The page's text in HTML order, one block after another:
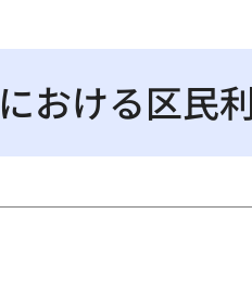
おける区民